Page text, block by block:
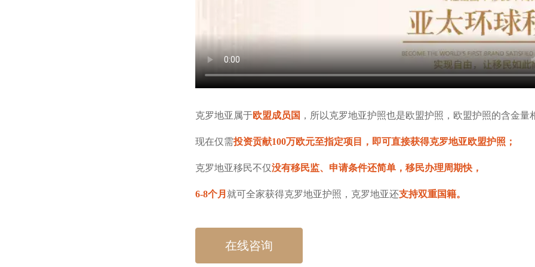
克罗地亚属于欧盟成员国 ，所以克罗地亚护照也是欧盟护照，欧盟护照的含金量
现在仅需投资贡献100万欧元至指定项目，即可直接获得克罗地亚欧盟护照；
克罗地亚移民不仅没有移民监、申请条件还简单，移民办理周期快，
6-8个月 就可全家获得克罗地亚护照，克罗地亚还支持双重国籍。
在线咨询